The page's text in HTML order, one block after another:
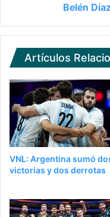
Belén
Artículos
VNL: Argentina sumó
victorias y dos derrotas